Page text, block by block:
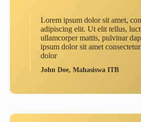
Lorem ipsum dolor sit amet,
adipiscing elit. Ut elit tellus,
ullamcorper mattis, pulvinar
ipsum dolor sit amet
dolor
John Doe, Mahasiswa ITB